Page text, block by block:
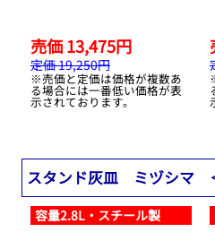
売価 13,475円
定価 19,250円
※売価と定価は価格が複数あ
る場合には一番低い価格が表
示されております。
スタンド灰皿 ミヅシマ
容量2.8L・スチール製